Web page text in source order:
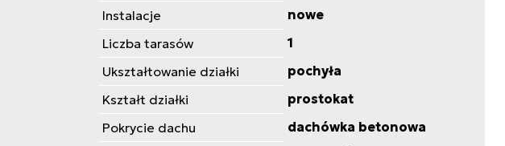
Instalacje
nowe
Liczba tarasów
1
Ukształtowanie działki
pochyła
Kształt działki
prostokat
Pokrycie dachu
dachówka betonowa